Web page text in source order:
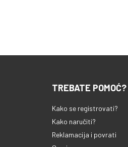
TREBATE POMOĆ?
Kako se registrovati?
Kako naručiti?
Reklamacija i povrati